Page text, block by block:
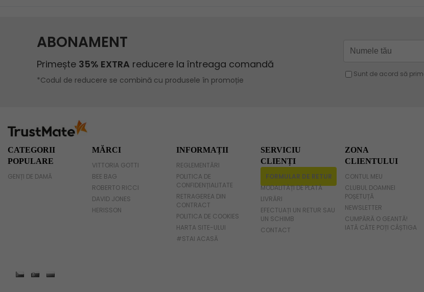
Geanta cu lant
Geanta tip sac
Geanta umar dama casual
Geanta voiaj
Geanta cu franjuri
Geanta umar
Geanta mare
CATEGORII
POPULARE
GENȚI DE DAMĂ
MĂRCI
VITTORIA GOTTI
BEE BAG
ROBERTO RICCI
DAVID JONES
HERISSON
INFORMAȚII
REGLEMENTĂRI
POLITICA DE
CONFIDENȚIALITATE
RETRAGEREA DIN
CONTRACT
POLITICA DE COOKIES
HARTA SITE-ULUI
#STAI ACASĂ
SERVICIU
CLIENȚI
FORMULAR DE RETUR
MODALITĂȚI DE PLATĂ
LIVRĂRI
EFECTUAȚI UN RETUR SAU
UN SCHIMB
CONTACT
ZONA
CLIENTULUI
CONTUL MEU
CLUBUL DOAMNEI
POȘETUȚĂ
NEWSLETTER
CUMPĂRĂ O GEANTĂ!
IATĂ CÂTE POȚI CÂȘTIGA